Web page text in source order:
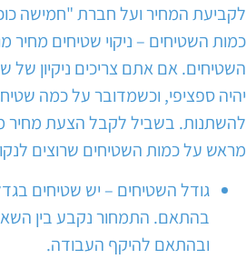
לקביעת המחיר ועל חברת "חמישה
כמות השטיחים – ניקוי שטיחים מחיר
השטיחים. אם אתם צריכים ניקיון של
יהיה ספציפי, וכשמדובר על כמה
להשתנות. בשביל לקבל הצעת מחיר
מראש על כמות השטיחים שרוצים
גודל השטיחים – יש שטיחים
בהתאם. התמחור נקבע בין
ובהתאם להיקף העבודה.